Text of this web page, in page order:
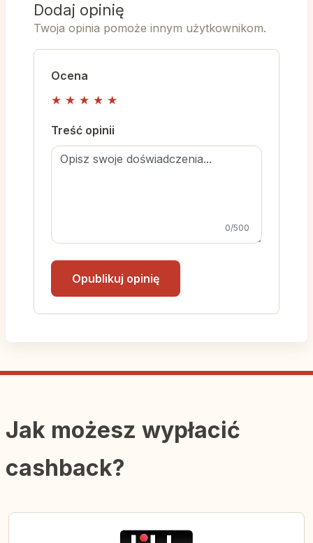
Dodaj opinię
Twoja opinia pomoże innym użytkownikom.
Ocena
★ ★ ★ ★ ★
Treść opinii
0/500
Opublikuj opinię
Jak możesz wypłacić
cashback?